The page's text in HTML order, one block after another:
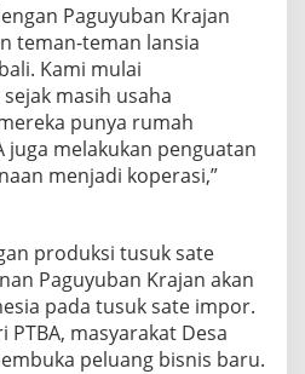
Paguyuban Krajan
teman-teman lansia
Kami mulai
masih usaha
punya rumah
juga melakukan penguatan
menjadi koperasi,”
produksi tusuk sate
Paguyuban Krajan akan
pada tusuk sate impor.
masyarakat Desa
peluang bisnis baru.